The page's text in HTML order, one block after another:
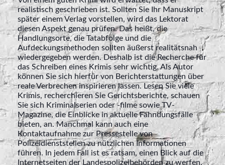
realistisch geschrieben ist. Sollten Sie Ihr Manuskript
später einem Verlag vorstellen, wird das Lektorat
diesen Aspekt genau prüfen. Das heißt, die
Handlungsorte, die Tatabfolge und die
Aufdeckungsmethoden sollten äußerst realitätsnah
wiedergegeben werden. Deshalb ist die Recherche für
das Schreiben eines Krimis sehr wichtig. Als Autor
können Sie sich hierfür von Berichterstattungen über
reale Verbrechen inspirieren lassen. Lesen Sie viele
Krimis, recherchieren Sie Gerichtsberichte, schauen
Sie sich Kriminalserien oder -filme sowie TV-
Magazine, die Einblicke in aktuelle Fahndungsfälle
bieten, an. Manchmal kann auch eine
Kontaktaufnahme zur Pressestelle von
Polizeidienststellen zu nützlichen Informationen
führen. In jedem Fall ist es ratsam, einen Blick auf die
Internetseiten der Landespolizeibehörden zu werfen.